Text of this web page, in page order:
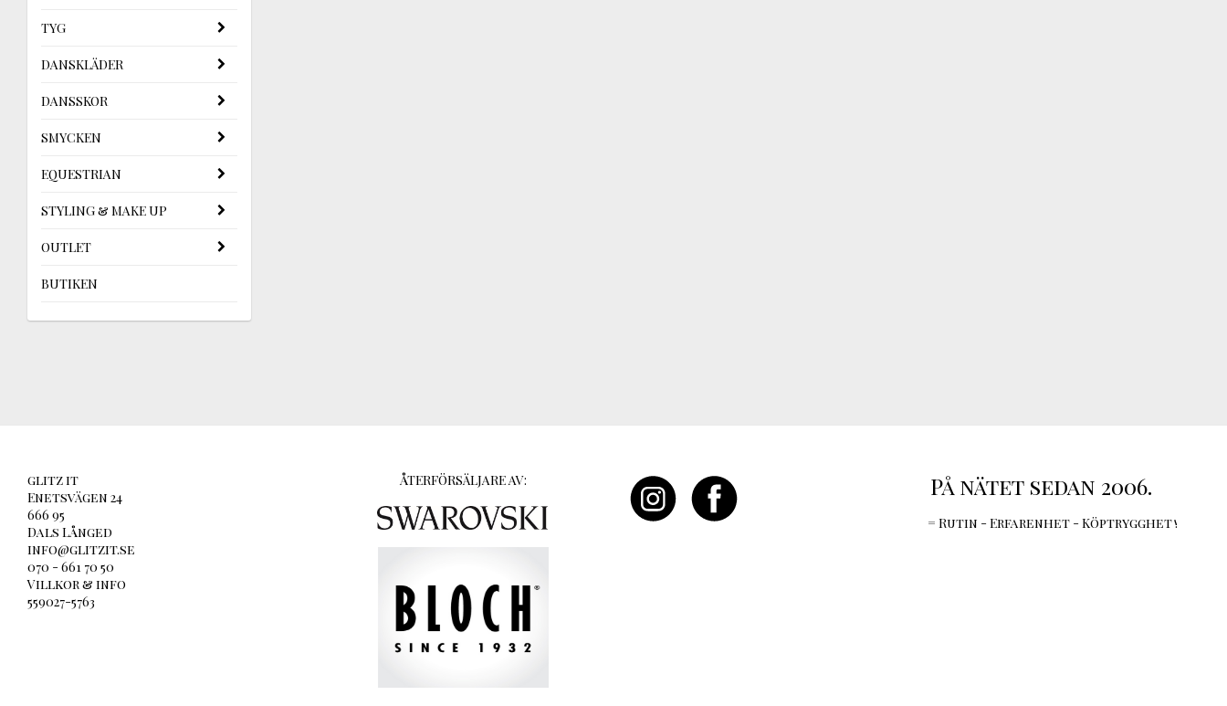
TYG
DANSKLÄDER
DANSSKOR
SMYCKEN
EQUESTRIAN
STYLING & MAKE UP
OUTLET
BUTIKEN
glitz it
Enetsvägen 24
666 95
Dals Långed
info@glitzit.se
070 - 661 70 50
Villkor & info
559027-5763
ÅTERFÖRSÄLJARE AV: På nätet sedan 2006.
= Rutin - Erfarenhet - Köptrygghet !